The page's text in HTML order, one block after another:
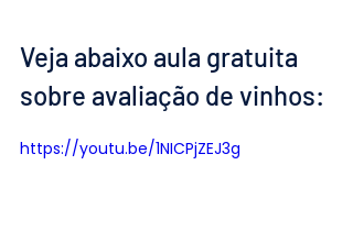
Veja abaixo aula gratuita
sobre avaliação de vinhos:
https://youtu.be/1NICPjZEJ3g